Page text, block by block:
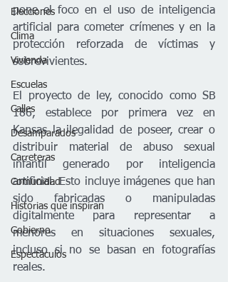
Elecciones
Clima
Vivienda
Escuelas
Calles
Desamparados
Carreteras
Comunidad
Historias que inspiran
Gobierno
Espectáculos
pone el foco en el uso de inteligencia
artificial para cometer crímenes y en la
protección reforzada de víctimas y
sobrevivientes.
El proyecto de ley, conocido como SB
186, establece por primera vez en
Kansas la ilegalidad de poseer, crear o
distribuir material de abuso sexual
infantil generado por inteligencia
artificial. Esto incluye imágenes que han
sido fabricadas o manipuladas
digitalmente para representar a
menores en situaciones sexuales,
incluso si no se basan en fotografías
reales.